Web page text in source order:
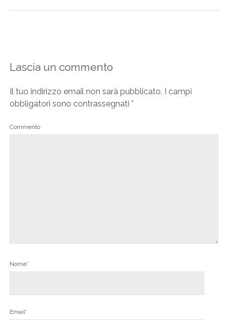
Lascia un commento
Il tuo indirizzo email non sarà pubblicato. I campi
obbligatori sono contrassegnati *
Commento
Nome*
Email*